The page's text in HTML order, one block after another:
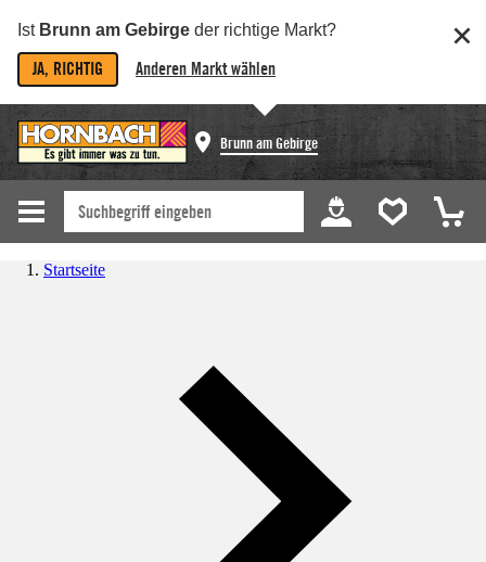
Ist Brunn am Gebirge der richtige Markt?
JA, RICHTIG Anderen Markt wählen
Brunn am Gebirge
Startseite